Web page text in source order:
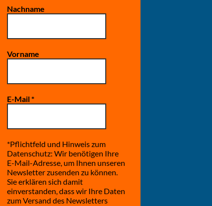
Nachname
Vorname
E-Mail*
*Pflichtfeld und Hinweis zum
Datenschutz: Wir benötigen Ihre
E-Mail-Adresse, um Ihnen unseren
Newsletter zusenden zu können.
Sie erklären sich damit
einverstanden, dass wir Ihre Daten
zum Versand des Newsletters